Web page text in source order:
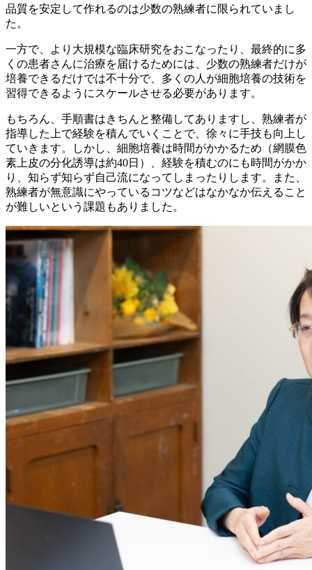
品質を安定して作れるのは少数の熟練者に 限られていまし
た。
一方で、 より 大規模な臨床研究をおこなったり、 最終的に多
くの患者さんに治療を届けるためには、 少数の熟練者だけが
培養できるだけでは不十分で、 多くの人が細胞培養の技術を
習得できるように スケールさせる必要があります。
もちろん、 手順書はきちんと整備してありますし、 熟練者が
指導した上で経験を積んでいく ことで、 徐々に手技も向上し
ていきます。
しかし、 細胞培養は時間がかかるため （網膜色
素上皮の分化誘導は約40日）、 経験を積むのにも時間がかか
り、 知らず知らず自己流になってしまったりします。
また、
熟練者が無意識にやっている コツなどはなかなか伝える こと
が難しいと いう 課題もありました。